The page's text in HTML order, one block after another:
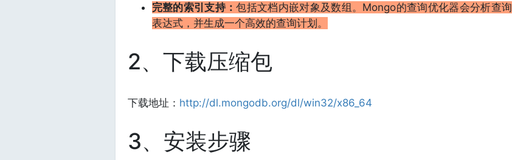
完整的索引支持：包括文档内嵌对象及数组。Mongo的查询优化器会分析查询
表达式，并生成一个高效的查询计划。
2、下载压缩包
下载地址： http://dl.mongodb.org/dl/win32/x86_64
3、安装步骤